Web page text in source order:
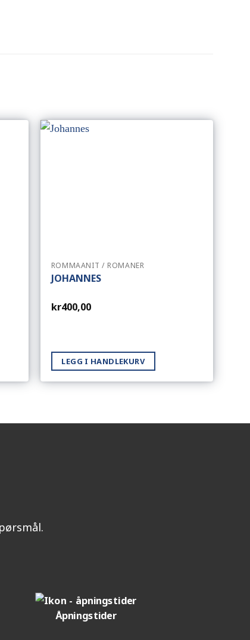
ROMMAANIT / ROMANER
JOHANNES
kr400,00
LEGG I HANDLEKURV
Åpningstider